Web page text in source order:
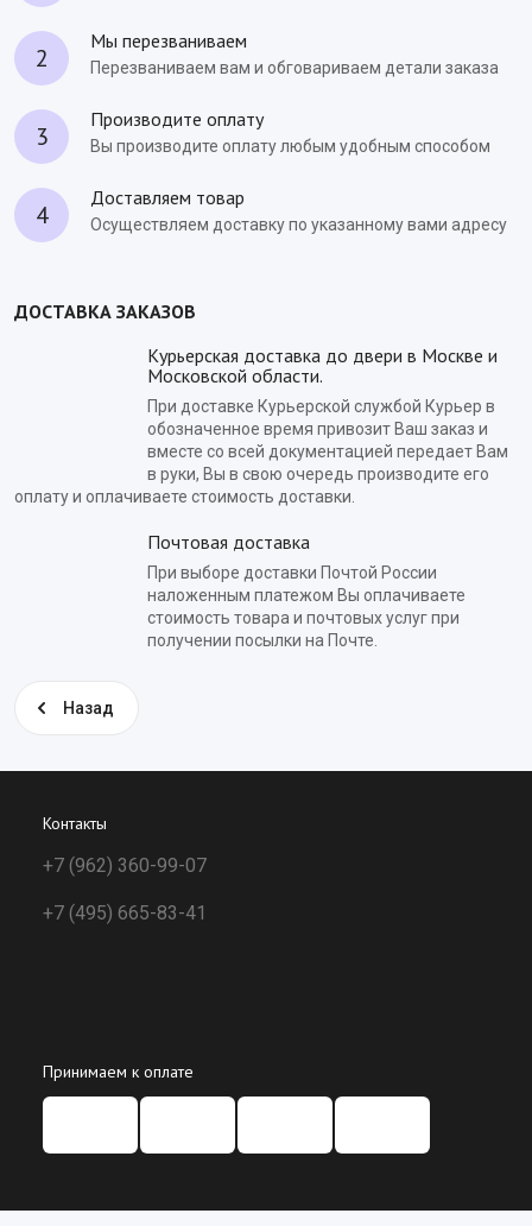
2
Мы перезваниваем
Перезваниваем вам и обговариваем детали заказа
3
Производите оплату
Вы производите оплату любым удобным способом
4
Доставляем товар
Осуществляем доставку по указанному вами адресу
ДОСТАВКА ЗАКАЗОВ
Курьерская доставка до двери в Москве и
Московской области.
При доставке Курьерской службой Курьер в
обозначенное время привозит Ваш заказ и
вместе со всей документацией передает Вам
в руки, Вы в свою очередь производите его
оплату и оплачиваете стоимость доставки.
Почтовая доставка
При выборе доставки Почтой России
наложенным платежом Вы оплачиваете
стоимость товара и почтовых услуг при
получении посылки на Почте.
Назад
Контакты
+7 (962) 360-99-07
+7 (495) 665-83-41
Принимаем к оплате